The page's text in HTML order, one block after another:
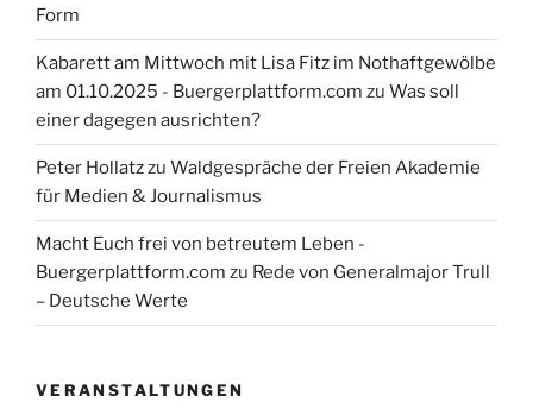
Form
Kabarett am Mittwoch mit Lisa Fitz im Nothaftgewölbe
am 01.10.2025 - Buergerplattform.com zu Was soll
einer dagegen ausrichten?
Peter Hollatzzu Waldgespräche der Freien Akademie
für Medien & Journalismus
Macht Euch frei von betreutem Leben -
Buergerplattform.com zu Rede von Generalmajor Trull
– Deutsche Werte
VERANSTALTUNGEN